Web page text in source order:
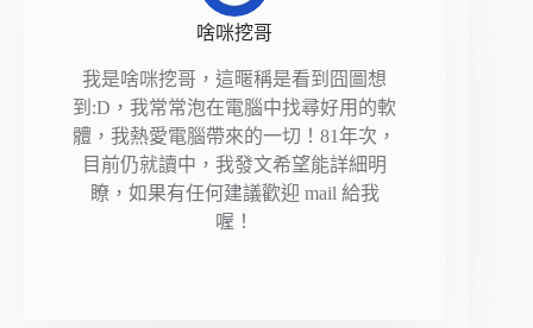
啥咪挖哥
我是啥咪挖哥，這暱稱是看到囧圖想
到:D，我常常泡在電腦中找尋好用的軟
體，我熱愛電腦帶來的一切！81年次，
目前仍就讀中，我發文希望能詳細明
瞭，如果有任何建議歡迎 mail 給我
喔！